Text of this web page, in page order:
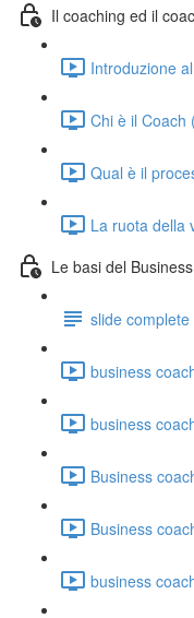
Il coaching ed il
Introduzione
Chi è il Coach
Qual è il
La ruota della
Le basi del
slide
business
business
Business
Business
business